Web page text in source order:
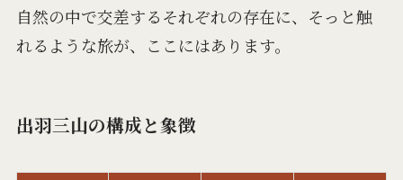
自然の中で交差するそれぞれの存在に、そっと触
れるような旅が、ここにはあります。
出羽三山の構成と象徴